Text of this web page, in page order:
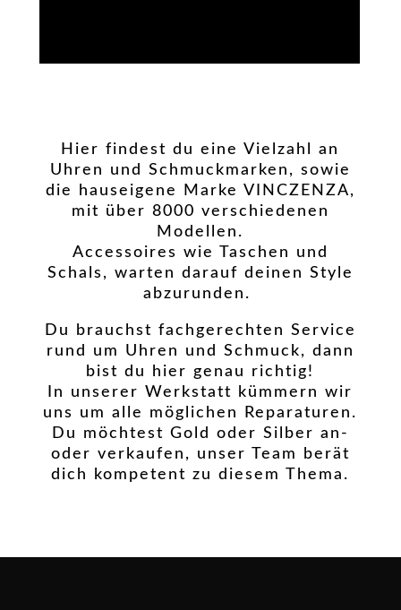
Hier findest du eine Vielzahl an
Uhren und Schmuckmarken, sowie
die hauseigene Marke VINCZENZA,
mit über 8000 verschiedenen
Modellen.
Accessoires wie Taschen und
Schals, warten darauf deinen Style
abzurunden.
Du brauchst fachgerechten Service
rund um Uhren und Schmuck, dann
bist du hier genau richtig!
In unserer Werkstatt kümmern wir
uns um alle möglichen Reparaturen.
Du möchtest Gold oder Silber an-
oder verkaufen, unser Team berät
dich kompetent zu diesem Thema.